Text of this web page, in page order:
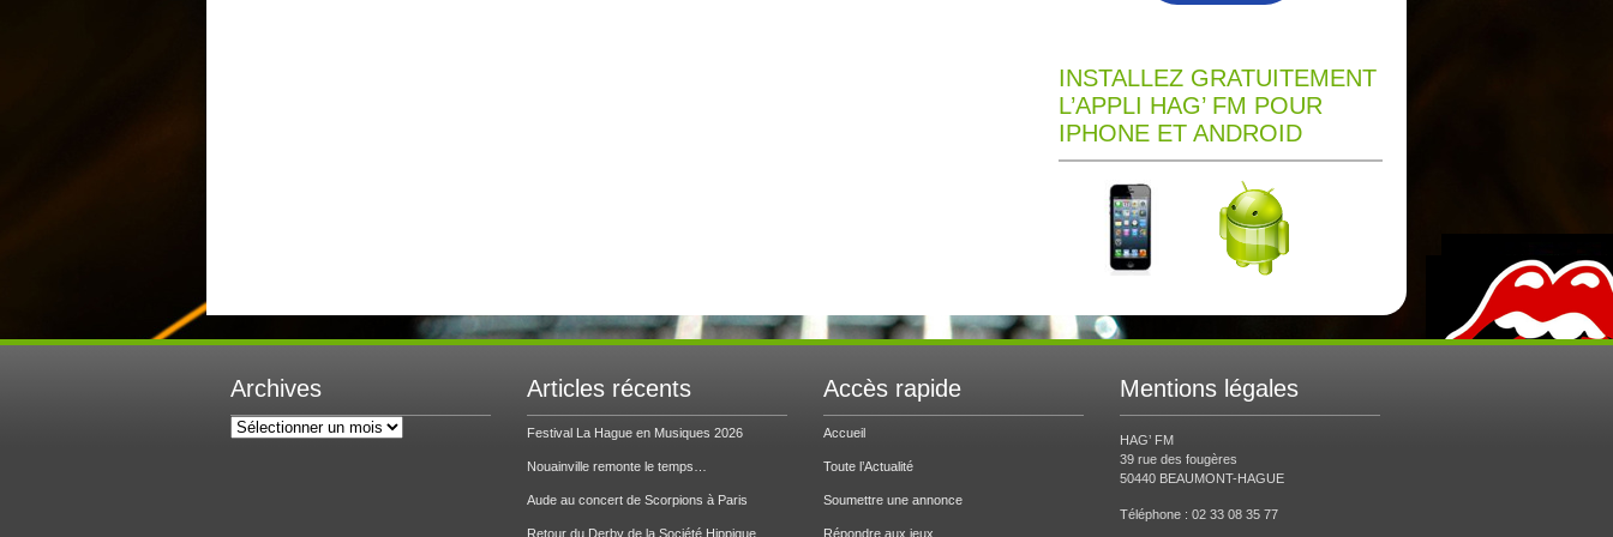
INSTALLEZ GRATUITEMENT
L’APPLI HAG’ FM POUR
IPHONE ET ANDROID
Archives
Archives
Articles récents
Festival La Hague en Musiques 2026
Nouainville remonte le temps…
Aude au concert de Scorpions à Paris
Retour du Derby de la Société Hippique
Accès rapide
Accueil
Toute l’Actualité
Soumettre une annonce
Répondre aux jeux
Mentions légales
HAG’ FM
39 rue des fougères
50440 BEAUMONT-HAGUE
Téléphone : 02 33 08 35 77